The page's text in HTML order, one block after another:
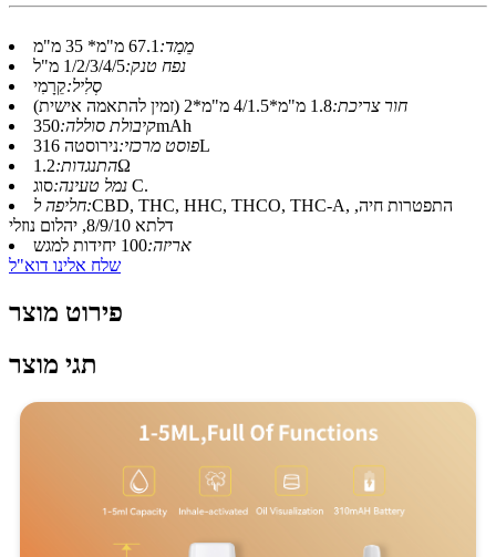
מֵמַד: 67.1 מ"מ* 35 מ"מ
נפח טנק:1/2/3/4/5 מ"ל
סְלִיל:קֵרָמִי
חור צריכת:1.8 מ"מ*4/1.5 מ"מ*2 (זמין להתאמה אישית)
קיבולת סוללה:350mAh
פוסט מרכזי:נירוסטה 316L
התנגדות:1.2Ω
נמל טעינה: סוג C.
חליפה ל:CBD, THC, HHC, THCO, THC-A, התפטרות חיה,
דלתא 8/9/10, יהלום נוזלי
אריזה:100 יחידות למגש
שלח אלינו דוא"ל
פירוט מוצר
תגי מוצר